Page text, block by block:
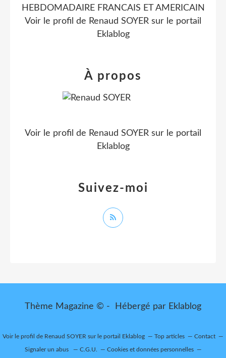
HEBDOMADAIRE FRANCAIS ET AMERICAIN
Voir le profil de Renaud SOYER sur le portail
Eklablog
Suivez-moi
À propos
Voir le profil de Renaud SOYER sur le portail
Eklablog
Thème Magazine © - Hébergé par Eklablog
Voir le profil de Renaud SOYER sur le portail Eklablog Top articles Contact
Signaler un abus C.G.U. Cookies et données personnelles